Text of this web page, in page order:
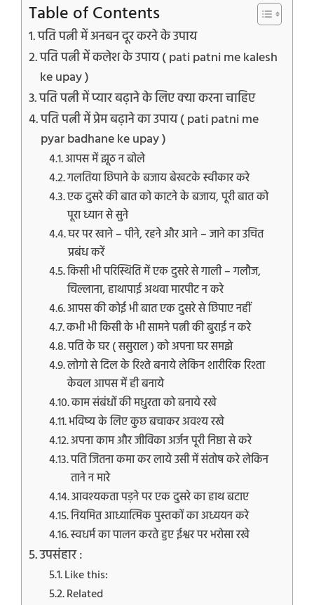
Table of Contents
पति पत्नी में अनबन दूर करने के उपाय
पति पत्नी में कलेश के उपाय ( pati patni me kalesh
ke upay )
पति पत्नी में प्यार बढ़ाने के लिए क्या करना चाहिए
पति पत्नी में प्रेम बढ़ाने का उपाय ( pati patni me
pyar badhane ke upay )
आपस में झूठ न बोले
गलतिया छिपाने के बजाय बेखटके स्वीकार करे
एक दुसरे की बात को काटने के बजाय, पूरी बात को
पूरा ध्यान से सुने
घर पर खाने – पीने, रहने और आने – जाने का उचित
प्रबंध करें
किसी भी परिस्थिति में एक दुसरे से गाली – गलौज,
चिल्लाना, हाथापाई अथवा मारपीट न करे
आपस की कोई भी बात एक दुसरे से छिपाए नहीं
कभी भी किसी के भी सामने पत्नी की बुराई न करे
पति के घर ( ससुराल ) को अपना घर समझे
लोगो से दिल के रिश्ते बनाये लेकिन शारीरिक रिश्ता
केवल आपस में ही बनाये
काम संबंधों की मधुरता को बनाये रखे
भविष्य के लिए कुछ बचाकर अवश्य रखे
अपना काम और जीविका अर्जन पूरी निष्ठा से करे
पति जितना कमा कर लाये उसी में संतोष करे लेकिन
ताने न मारे
आवश्यकता पड़ने पर एक दुसरे का हाथ बटाए
नियमित आध्यात्मिक पुस्तकों का अध्ययन करे
स्वधर्म का पालन करते हुए ईश्वर पर भरोसा रखे
उपसंहार :
Like this:
Related